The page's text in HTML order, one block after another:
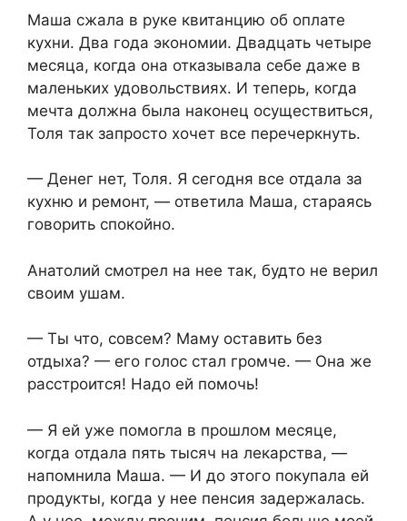
Маша сжала в руке квитанцию об оплате
кухни. Два года экономии. Двадцать четыре
месяца, когда она отказывала себе даже в
маленьких удовольствиях. И теперь, когда
мечта должна была наконец осуществиться,
Толя так запросто хочет все перечеркнуть.
— Денег нет, Толя. Я сегодня все отдала за
кухню и ремонт, — ответила Маша, стараясь
говорить спокойно.
Анатолий смотрел на нее так, будто не верил
своим ушам.
— Ты что, совсем? Маму оставить без
отдыха? — его голос стал громче. — Она же
расстроится! Надо ей помочь!
— Я ей уже помогла в прошлом месяце,
когда отдала пять тысяч на лекарства, —
напомнила Маша. — И до этого покупала ей
продукты, когда у нее пенсия задержалась.